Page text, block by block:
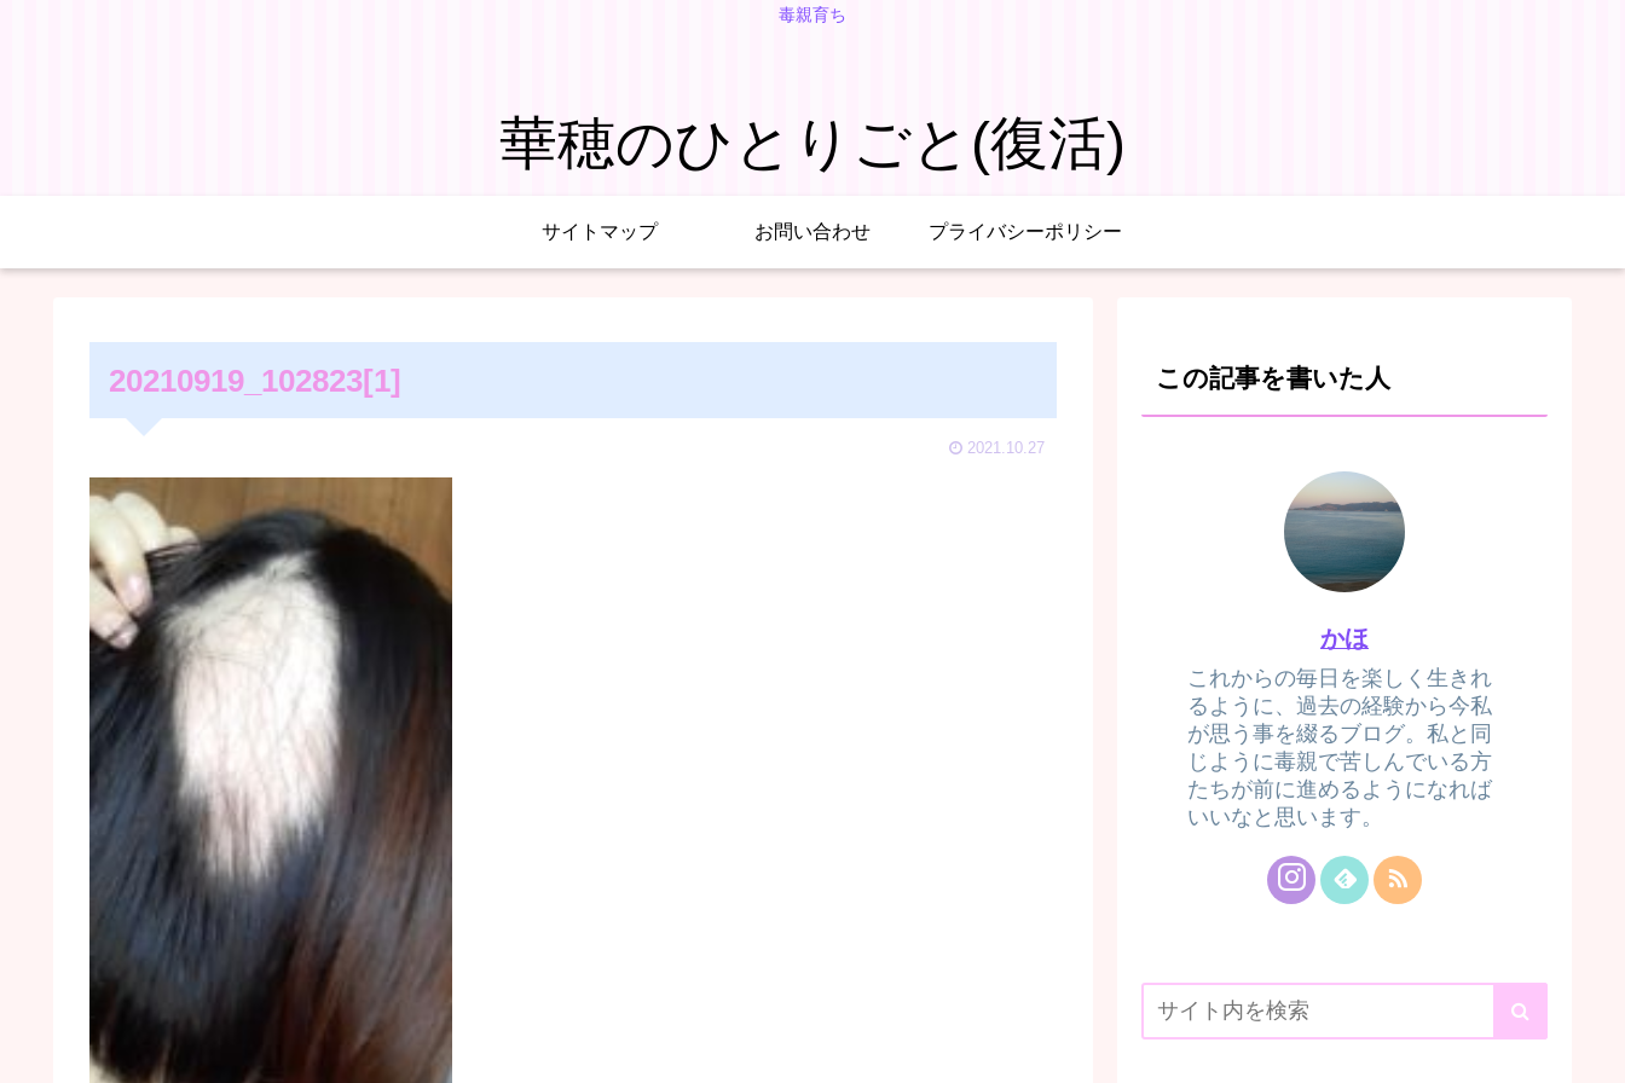
毒親育ち
華穂のひとりごと(復活)
サイトマップ お問い合わせ プライバシーポリシー
20210919_102823[1]
2021.10.27
この記事を書いた人
かほ
これからの毎日を楽しく生きれ
るように、過去の経験から今私
が思う事を綴るブログ。私と同
じように毒親で苦しんでいる方
たちが前に進めるようになれば
いいなと思います。